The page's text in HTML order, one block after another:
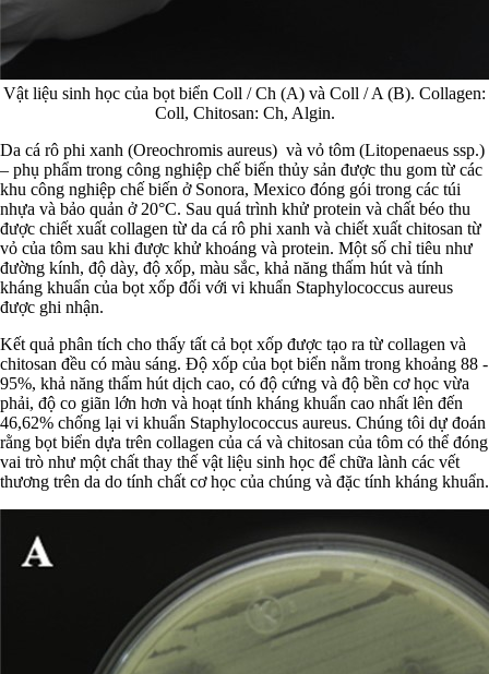
Vật liệu sinh học của bọt biển Coll / Ch (A) và Coll / A (B). Collagen:
Coll, Chitosan: Ch, Algin.
Da cá rô phi xanh (Oreochromis aureus) và vỏ tôm (Litopenaeus ssp.)
– phụ phẩm trong công nghiệp chế biến thủy sản được thu gom từ các
khu công nghiệp chế biến ở Sonora, Mexico đóng gói trong các túi
nhựa và bảo quản ở 20°C. Sau quá trình khử protein và chất béo thu
được chiết xuất collagen từ da cá rô phi xanh và chiết xuất chitosan từ
vỏ của tôm sau khi được khử khoáng và protein. Một số chỉ tiêu như
đường kính, độ dày, độ xốp, màu sắc, khả năng thấm hút và tính
kháng khuẩn của bọt xốp đối với vi khuẩn Staphylococcus aureus
được ghi nhận.
Kết quả phân tích cho thấy tất cả bọt xốp được tạo ra từ collagen và
chitosan đều có màu sáng. Độ xốp của bọt biển nằm trong khoảng 88 -
95%, khả năng thấm hút dịch cao, có độ cứng và độ bền cơ học vừa
phải, độ co giãn lớn hơn và hoạt tính kháng khuẩn cao nhất lên đến
46,62% chống lại vi khuẩn Staphylococcus aureus. Chúng tôi dự đoán
rằng bọt biển dựa trên collagen của cá và chitosan của tôm có thể đóng
vai trò như một chất thay thế vật liệu sinh học để chữa lành các vết
thương trên da do tính chất cơ học của chúng và đặc tính kháng khuẩn.